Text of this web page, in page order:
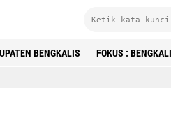
BENGKALIS FOKUS :